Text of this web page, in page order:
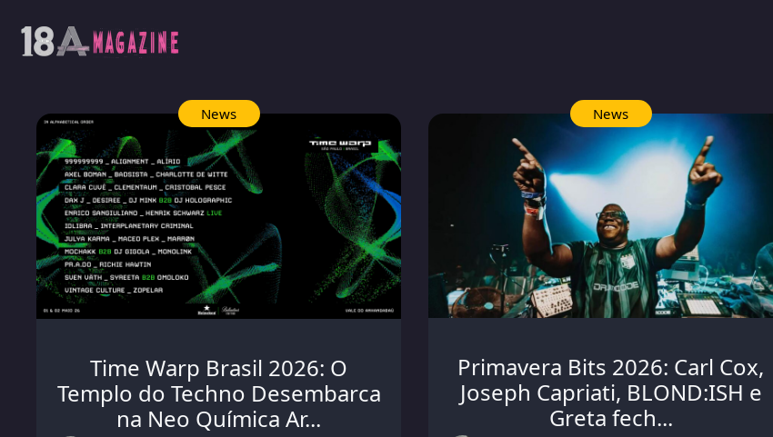
News
Time Warp Brasil 2026: O
Templo do Techno Desembarca
na Neo Química Ar...
News
Primavera Bits 2026: Carl Cox,
Joseph Capriati, BLOND:ISH e
Greta fech...